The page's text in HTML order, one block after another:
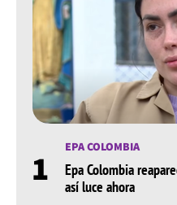
1 EPA COLOMBIA
Epa Colombia
así luce ahora